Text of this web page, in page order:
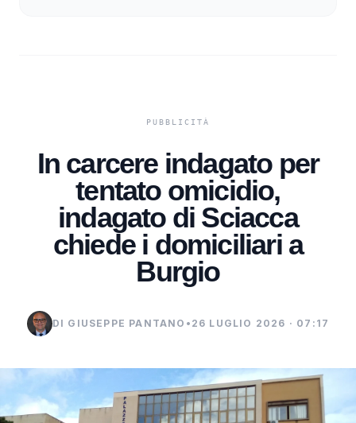
In carcere indagato per
tentato omicidio,
indagato di Sciacca
chiede i domiciliari a
Burgio
DI GIUSEPPE PANTANO • 26 LUGLIO 2026 · 07:17